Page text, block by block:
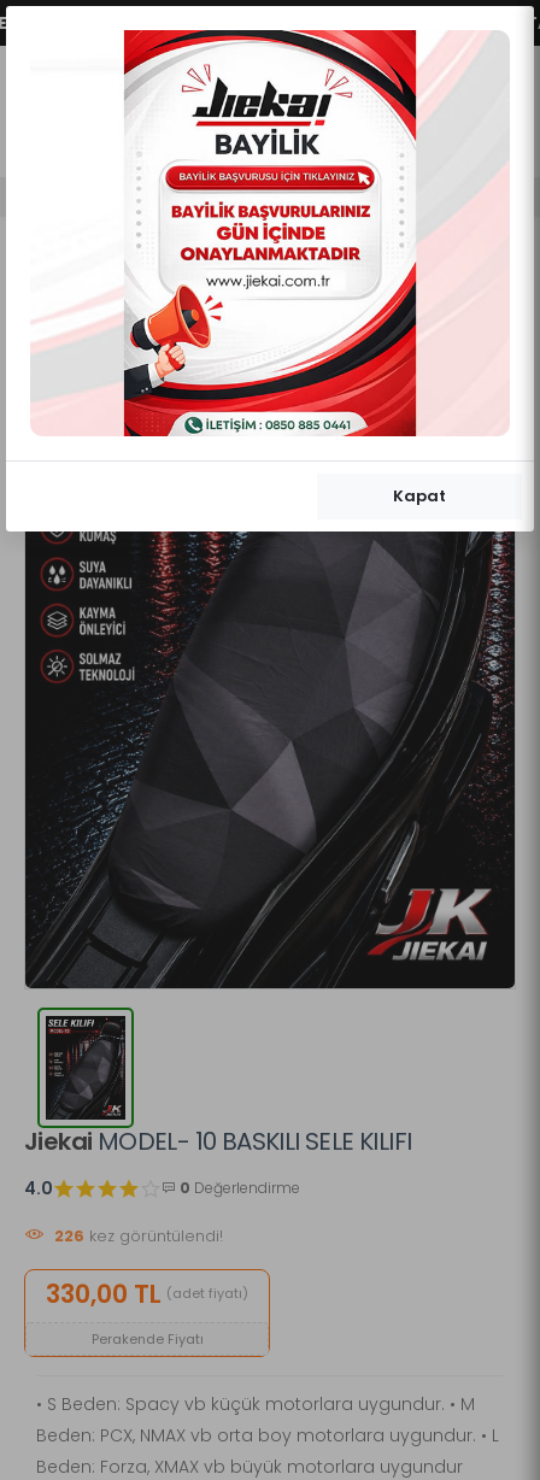
VADE FARKSIZ 2 - 3 - 4 TAKSİT
Mobil Menü
Mobil Menü
Mobil Menü
Jiekai MODEL- 10 BASKILI SELE KILIFI
4.0 0 Değerlendirme
226 kez görüntülendi!
330,00 TL (adet fiyatı)
Perakende Fiyatı
• S Beden: Spacy vb küçük motorlara uygundur. • M
Beden: PCX, NMAX vb orta boy motorlara uygundur. • L
Beden: Forza, XMAX vb büyük motorlara uygundur
Kapat